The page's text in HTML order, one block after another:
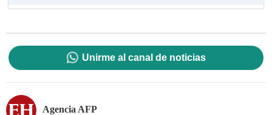
Unirme al canal de noticias
Agencia AFP